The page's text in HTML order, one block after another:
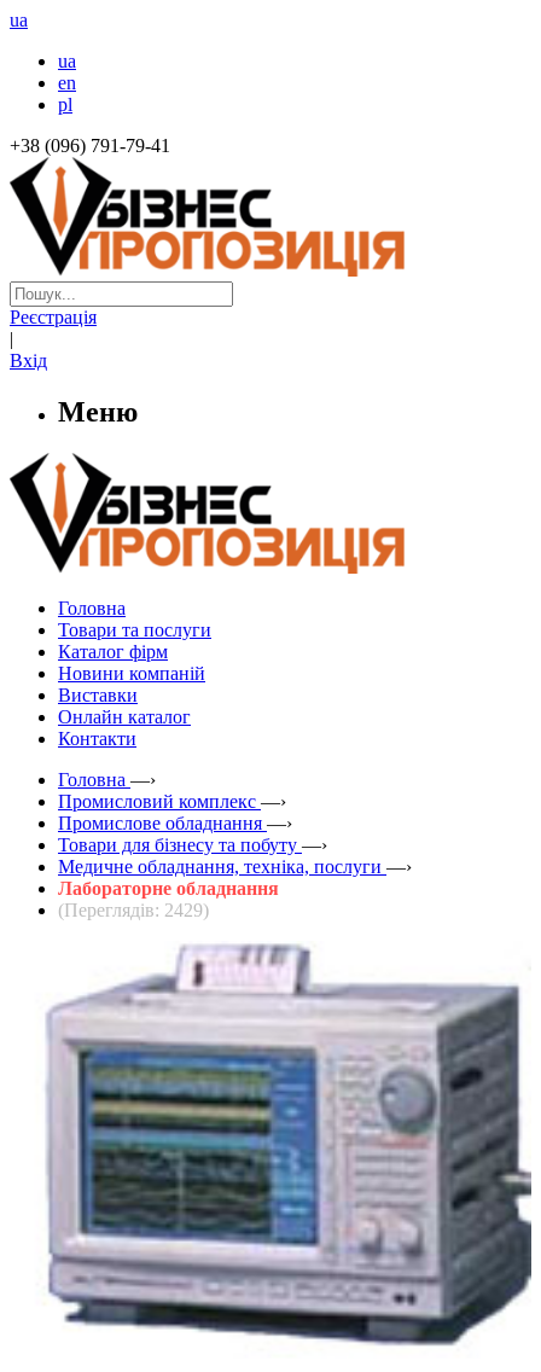
ua
ua
en
pl
+38 (096) 791-79-41
Реєстрація
|
Вхід
Меню
Головна
Товари та послуги
Каталог фірм
Новини компаній
Виставки
Онлайн каталог
Контакти
Головна —›
Промисловий комплекс —›
Промислове обладнання —›
Товари для бізнесу та побуту —›
Медичне обладнання, техніка, послуги —›
Лабораторне обладнання
(Переглядів: 2429)